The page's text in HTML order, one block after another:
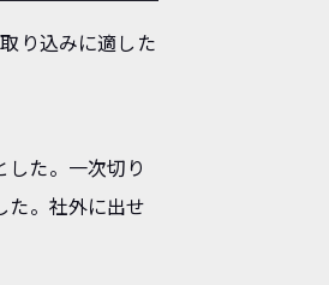
り込みに適した
た。一次切り
た。社外に出せ